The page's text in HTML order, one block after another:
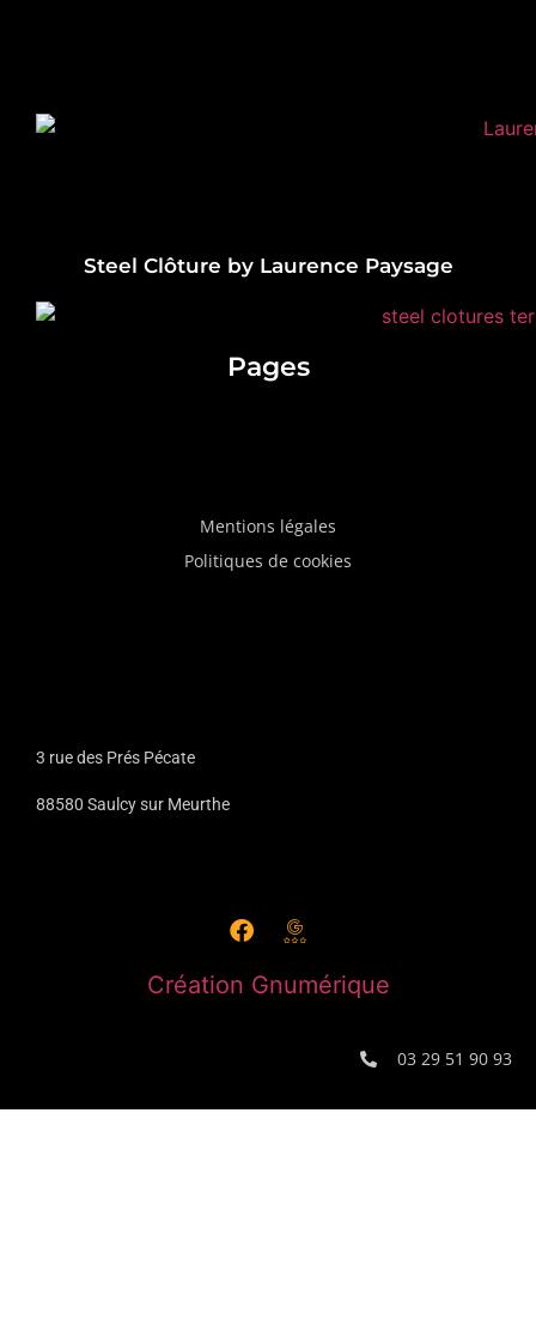
Steel Clôture by Laurence Paysage
Pages
Mentions légales
Politiques de cookies
3 rue des Prés Pécate
88580 Saulcy sur Meurthe
Création Gnumérique
03 29 51 90 93